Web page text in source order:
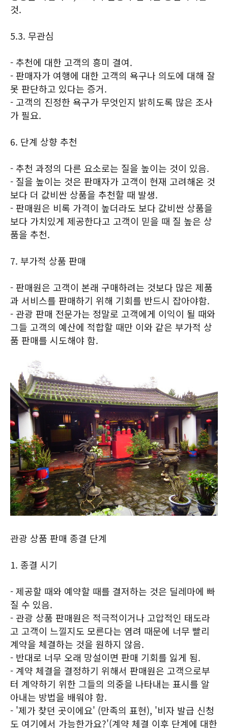
것.
5.3. 무관심
- 추천에 대한 고객의 흥미 결여.
- 판매자가 여행에 대한 고객의 욕구나 의도에 대해 잘
못 판단하고 있다는 증거.
- 고객의 진정한 욕구가 무엇인지 밝히도록 많은 조사
가 필요.
6. 단계 상향 추천
- 추천 과정의 다른 요소로는 질을 높이는 것이 있음.
- 질을 높이는 것은 판매자가 고객이 현재 고려해온 것
보다 더 값비싼 상품을 추천할 때 발생.
- 판매원은 비록 가격이 높더라도 보다 값비싼 상품을
보다 가치있게 제공한다고 고객이 믿을 때 질 높은 상
품을 추천.
7. 부가적 상품 판매
- 판매원은 고객이 본래 구매하려는 것보다 많은 제품
과 서비스를 판매하기 위해 기회를 반드시 잡아야함.
- 관광 판매 전문가는 정말로 고객에게 이익이 될 때와
그들 고객의 예산에 적합할 때만 이와 같은 부가적 상
품 판매를 시도해야 함.
관광 상품 판매 종결 단계
1. 종결 시기
- 제공할 때와 예약할 때를 결저하는 것은 딜레마에 빠
질 수 있음.
- 관광 상품 판매원은 적극적이거나 고압적인 태도라
고 고객이 느낄지도 모른다는 염려 때문에 너무 빨리
계약을 체결하는 것을 원하지 않음.
- 반대로 너무 오래 망설이면 판매 기회를 잃게 됨.
- 계약 체결을 결정하기 위해서 판매원은 고객으로부
터 계약하기 위한 그들의 의중을 나타내는 표시를 알
아내는 방법을 배워야 함.
- '제가 찾던 곳이에요' (만족의 표현), '비자 발급 신청
도 여기에서 가능한가요?'(계약 체결 이후 단계에 대한